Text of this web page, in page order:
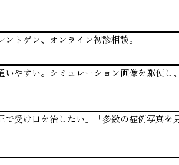
トゲン、オンライン初診相談。
やすい。シミュレーション画像を駆使し
で受け口を治したい」「多数の症例写真